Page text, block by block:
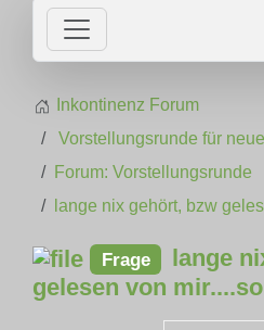
Inkontinenz Forum
Vorstellungsrunde für
Forum: Vorstellungsrunde
lange nix gehört, bzw
Frage
lange
gelesen von